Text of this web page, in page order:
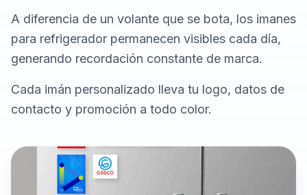
A diferencia de un volante que se bota, los imanes
para refrigerador permanecen visibles cada día,
generando recordación constante de marca.
Cada imán personalizado lleva tu logo, datos de
contacto y promoción a todo color.